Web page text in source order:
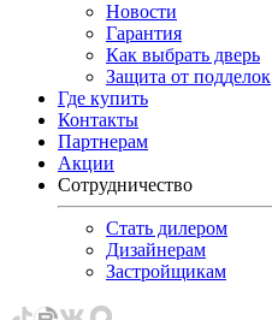
Новости
Гарантия
Как выбрать дверь
Защита от подделок
Где купить
Контакты
Партнерам
Акции
Сотрудничество
Стать дилером
Дизайнерам
Застройщикам